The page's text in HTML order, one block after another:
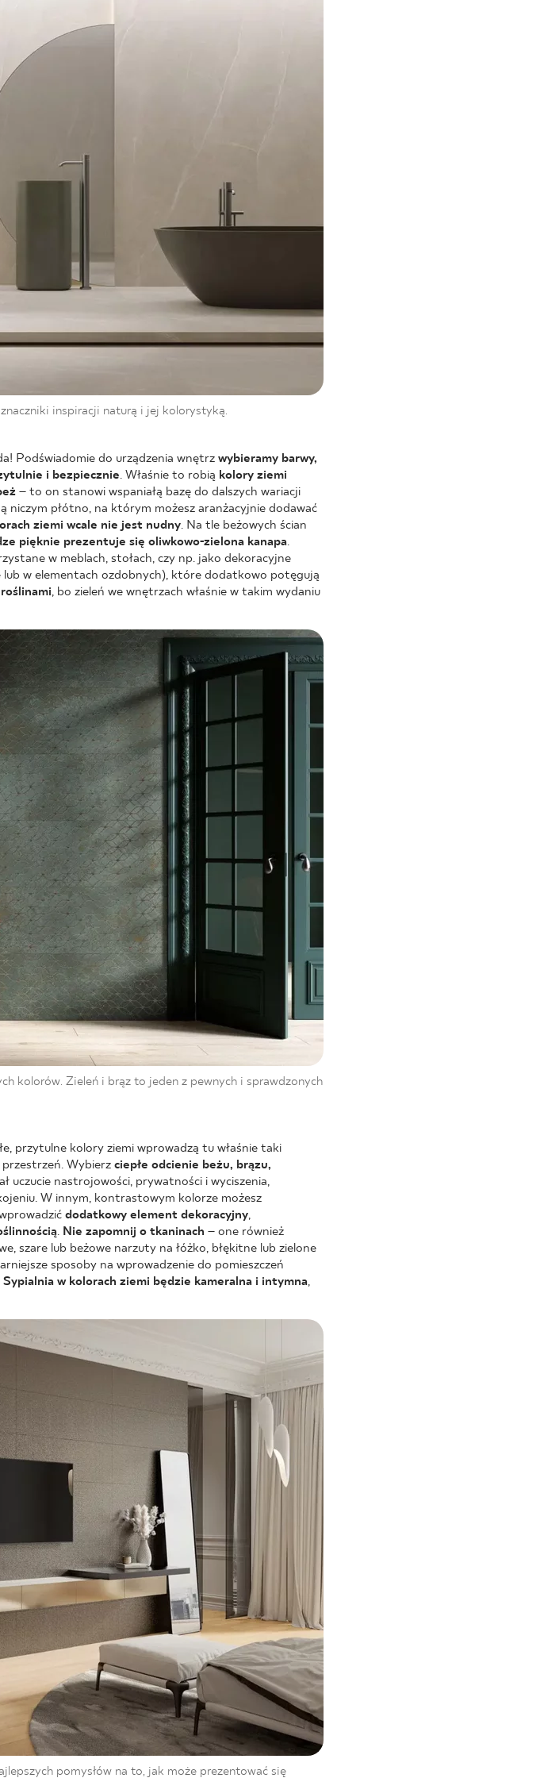
FOLLOW US
inspiracji naturą i jej kolorystyką.
Podświadomie do urządzenia wnętrz wybieramy barwy,
i bezpiecznie. Właśnie to robią kolory ziemi
– to on stanowi wspaniałą bazę do dalszych wariacji
płótno, na którym możesz aranżacyjnie dodawać
ziemi wcale nie jest nudny. Na tle beżowych ścian
pięknie prezentuje się oliwkowo-zielona kanapa.
w meblach, stołach, czy np. jako dekoracyjne
lub w elementach ozdobnych), które dodatkowo potęgują
, bo zieleń we wnętrzach właśnie w takim wydaniu
kolorów. Zieleń i brąz to jeden z pewnych i sprawdzonych
przytulne kolory ziemi wprowadzą tu właśnie taki
Wybierz ciepłe odcienie beżu, brązu,
uczucie nastrojowości, prywatności i wyciszenia,
W innym, kontrastowym kolorze możesz
dodatkowy element dekoracyjny,
. Nie zapomnij o tkaninach – one również
szare lub beżowe narzuty na łóżko, błękitne lub zielone
sposoby na wprowadzenie do pomieszczeń
Sypialnia w kolorach ziemi będzie kameralna i intymna,
pomysłów na to, jak może prezentować się